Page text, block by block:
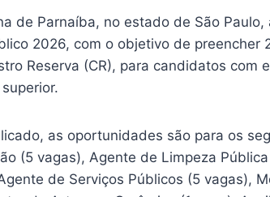
de Parnaíba, no estado de São
2026, com o objetivo de preencher
Reserva (CR), para candidatos com
as oportunidades são para os
(5 vagas), Agente de Limpeza
de Serviços Públicos (5 vagas),